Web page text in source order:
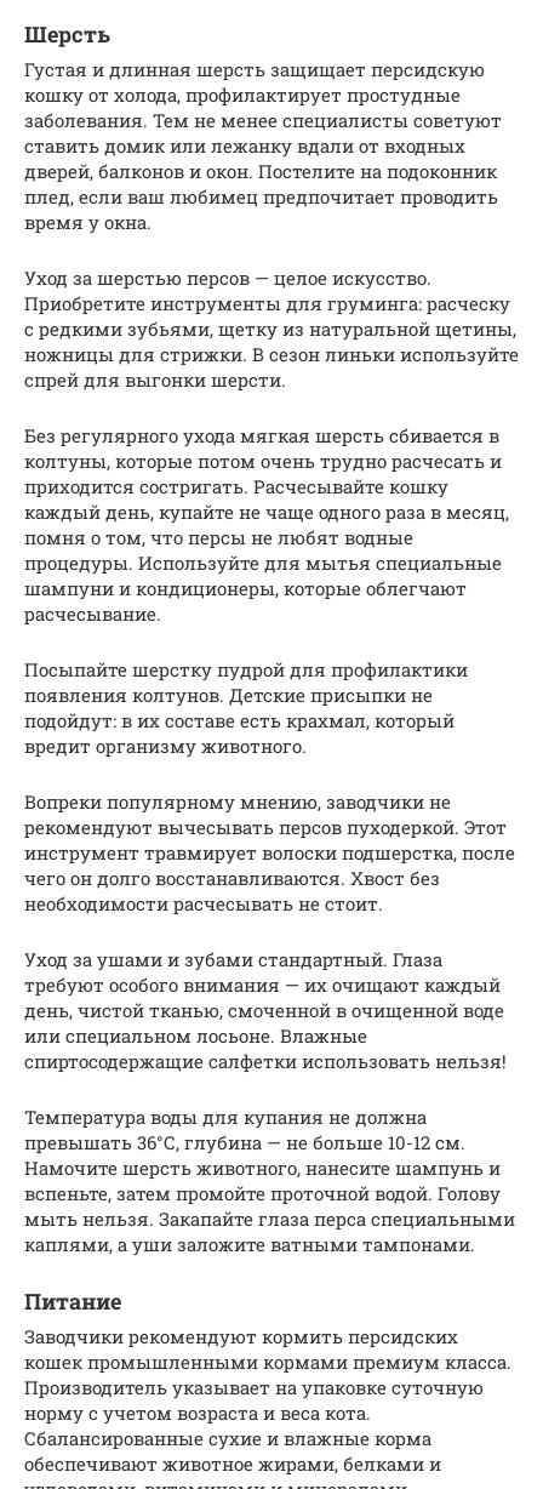
Шерсть
Густая и длинная шерсть защищает персидскую
кошку от холода, профилактирует простудные
заболевания. Тем не менее специалисты советуют
ставить домик или лежанку вдали от входных
дверей, балконов и окон. Постелите на подоконник
плед, если ваш любимец предпочитает проводить
время у окна.
Уход за шерстью персов — целое искусство.
Приобретите инструменты для груминга: расческу
с редкими зубьями, щетку из натуральной щетины,
ножницы для стрижки. В сезон линьки используйте
спрей для выгонки шерсти.
Без регулярного ухода мягкая шерсть сбивается в
колтуны, которые потом очень трудно расчесать и
приходится состригать. Расчесывайте кошку
каждый день, купайте не чаще одного раза в месяц,
помня о том, что персы не любят водные
процедуры. Используйте для мытья специальные
шампуни и кондиционеры, которые облегчают
расчесывание.
Посыпайте шерстку пудрой для профилактики
появления колтунов. Детские присыпки не
подойдут: в их составе есть крахмал, который
вредит организму животного.
Вопреки популярному мнению, заводчики не
рекомендуют вычесывать персов пуходеркой. Этот
инструмент травмирует волоски подшерстка, после
чего он долго восстанавливаются. Хвост без
необходимости расчесывать не стоит.
Уход за ушами и зубами стандартный. Глаза
требуют особого внимания — их очищают каждый
день, чистой тканью, смоченной в очищенной воде
или специальном лосьоне. Влажные
спиртосодержащие салфетки использовать нельзя!
Температура воды для купания не должна
превышать 36°С, глубина — не больше 10-12 см.
Намочите шерсть животного, нанесите шампунь и
вспеньте, затем промойте проточной водой. Голову
мыть нельзя. Закапайте глаза перса специальными
каплями, а уши заложите ватными тампонами.
Питание
Заводчики рекомендуют кормить персидских
кошек промышленными кормами премиум класса.
Производитель указывает на упаковке суточную
норму с учетом возраста и веса кота.
Сбалансированные сухие и влажные корма
обеспечивают животное жирами, белками и